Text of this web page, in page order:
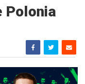
Polonia